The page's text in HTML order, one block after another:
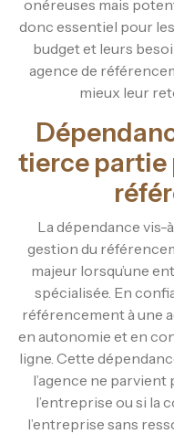
onéreuses mais
donc essentiel pour
budget et leurs
agence de
mieux leur
tierce partie
La dépendance vis-
gestion du
majeur lorsqu’une
spécialisée. En
référencement à une
en autonomie et en
ligne. Cette
l’agence ne
l’entreprise ou si la
l’entreprise sans